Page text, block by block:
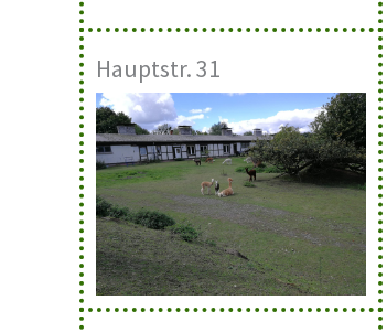
Hauptstr. 31